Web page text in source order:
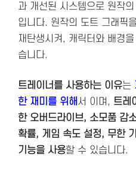
과 개선된 시스템으로 원작
입니다. 원작의 도트 그래픽
재탄생시켜, 캐릭터와 배경
습니다.
트레이너를 사용하는 이유는
한 재미를 위해서 이며, 트레
한 오버드라이브, 소모품 감
확률, 게임 속도 설정, 무한
기능을 사용할 수 있습니다.